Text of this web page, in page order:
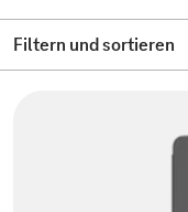
Filtern und sortieren